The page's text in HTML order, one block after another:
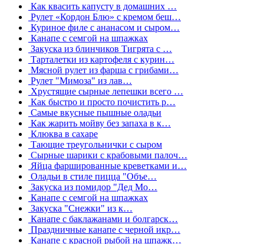
Как квасить капусту в домашних …
Рулет «Кордон Блю» с кремом беш…
Куриное филе с ананасом и сыром…
Канапе с семгой на шпажках
Закуска из блинчиков Тигрята с …
Тарталетки из картофеля с курин…
Мясной рулет из фарша с грибами…
Рулет "Мимоза" из лав…
Хрустящие сырные лепешки всего …
Как быстро и просто почистить р…
Самые вкусные пышные оладьи
Как жарить мойву без запаха в к…
Клюква в сахаре
Тающие треугольнички с сыром
Сырные шарики с крабовыми палоч…
Яйца фаршированные креветками и…
Оладьи в стиле пицца "Объе…
Закуска из помидор "Дед Мо…
Канапе с семгой на шпажках
Закуска "Снежки" из к…
Канапе с баклажанами и болгарск…
Праздничные канапе с черной икр…
Канапе с красной рыбой на шпажк…